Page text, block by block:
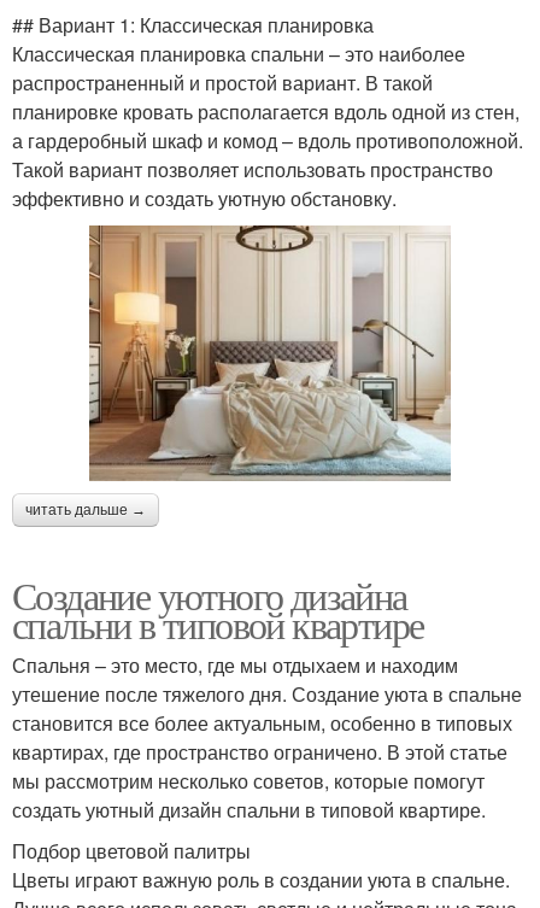
## Вариант 1: Классическая планировка
Классическая планировка спальни – это наиболее
распространенный и простой вариант. В такой
планировке кровать располагается вдоль одной из стен,
а гардеробный шкаф и комод – вдоль противоположной.
Такой вариант позволяет использовать пространство
эффективно и создать уютную обстановку.
читать дальше →
Создание уютного дизайна
спальни в типовой квартире
Спальня – это место, где мы отдыхаем и находим
утешение после тяжелого дня. Создание уюта в спальне
становится все более актуальным, особенно в типовых
квартирах, где пространство ограничено. В этой статье
мы рассмотрим несколько советов, которые помогут
создать уютный дизайн спальни в типовой квартире.
Подбор цветовой палитры
Цветы играют важную роль в создании уюта в спальне.